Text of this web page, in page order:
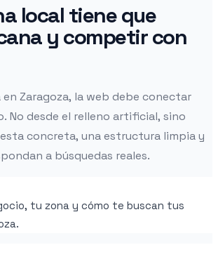
local tiene que
y competir con
Zaragoza, la web debe conectar
No desde el relleno artificial, sino
concreta, una estructura limpia y
a búsquedas reales.
tu zona y cómo te buscan tus